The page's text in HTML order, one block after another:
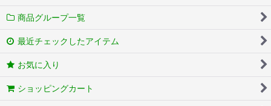
商品グループ一覧
最近チェックしたアイテム
お気に入り
ショッピングカート